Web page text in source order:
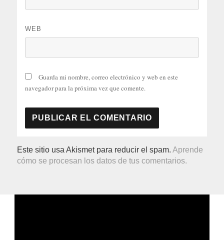
WEB
Guarda mi nombre, correo electrónico y web en este
navegador para la próxima vez que comente.
Este sitio usa Akismet para reducir el spam.Aprende
cómo se procesan los datos de tus comentarios.